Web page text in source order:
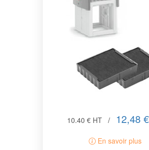
10.40 € HT / 12,48
En savoir plus